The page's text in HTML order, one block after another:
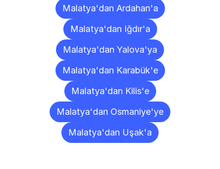
Malatya'dan Ardahan'a
Malatya'dan Iğdır'a
Malatya'dan Yalova'ya
Malatya'dan Karabük'e
Malatya'dan Kilis'e
Malatya'dan Osmaniye'ye
Malatya'dan Uşak'a